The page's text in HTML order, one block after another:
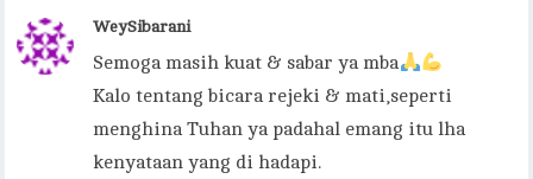
WeySibarani
Semoga masih kuat & sabar ya mba
Kalo tentang bicara rejeki & mati,seperti
menghina Tuhan ya padahal emang itu lha
kenyataan yang di hadapi.